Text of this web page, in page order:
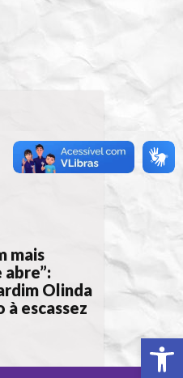
mais
abre”:
Olinda
à escassez